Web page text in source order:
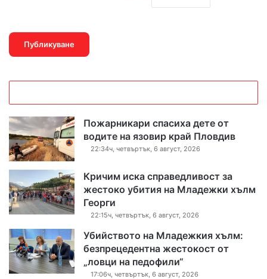
Пожарникари спасиха дете от
водите на язовир край Пловдив
22:34ч, четвъртък, 6 август, 2026
Кричим иска справедливост за
жестоко убития на Младежки хълм
Георги
22:15ч, четвъртък, 6 август, 2026
Убийството на Младежкия хълм:
безпрецедентна жестокост от
„ловци на педофили“
17:06ч, четвъртък, 6 август, 2026